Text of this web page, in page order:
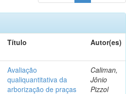
Título Autor(es)
Avaliação
qualiquantitativa da
arborização de praças
Caliman,
Jônio
Pizzol